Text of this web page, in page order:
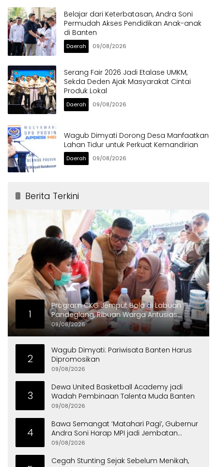
Belajar dari Keterbatasan, Andra Soni
Permudah Akses Pendidikan Anak-anak
di Banten
Daerah 09/08/2026
Serang Fair 2026 Jadi Etalase UMKM,
Sekda Deden Ajak Masyarakat Cintai
Produk Lokal
Daerah 09/08/2026
Wagub Dimyati Dorong Desa Manfaatkan
Lahan Tidur untuk Perkuat Kemandirian
Daerah 09/08/2026
Berita Terkini
1
Program CKG Jemput Bola di Labuan
Pandeglang, Ribuan Warga Antusias
Periksa Kesehatan
09/08/2026
2
Wagub Dimyati: Pariwisata Banten Harus
Dipromosikan
09/08/2026
3
Dewa United Basketball Academy jadi
Wadah Pembinaan Talenta Muda Banten
09/08/2026
4
Bawa Semangat ‘Matahari Pagi’, Gubernur
Andra Soni Harap MPI jadi Jembatan
Aspirasi Warga Banten
09/08/2026
Cegah Stunting Sejak Sebelum Menikah,